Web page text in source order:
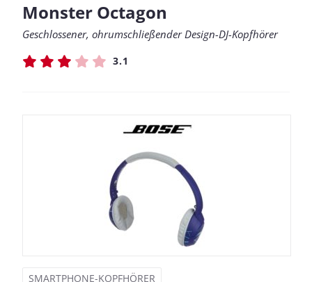
Monster Octagon
Geschlossener, ohrumschließender Design-DJ-Kopfhörer
3.1
SMARTPHONE-KOPFHÖRER